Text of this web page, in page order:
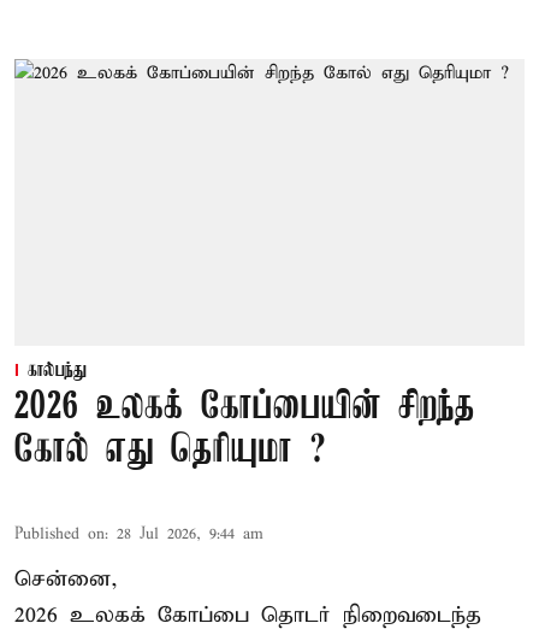
கால்பந்து
2026 உலகக் கோப்பையின் சிறந்த
கோல் எது தெரியுமா ?
Published on: 28 Jul 2026, 9:44 am
சென்னை,
2026 உலகக் கோப்பை தொடர் நிறைவடைந்த